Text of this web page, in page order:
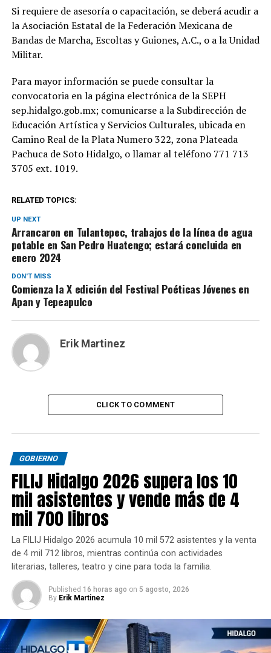
Si requiere de asesoría o capacitación, se deberá acudir a
la Asociación Estatal de la Federación Mexicana de
Bandas de Marcha, Escoltas y Guiones, A.C., o a la Unidad
Militar.
Para mayor información se puede consultar la
convocatoria en la página electrónica de la SEPH
sep.hidalgo.gob.mx; comunicarse a la Subdirección de
Educación Artística y Servicios Culturales, ubicada en
Camino Real de la Plata Numero 322, zona Plateada
Pachuca de Soto Hidalgo, o llamar al teléfono 771 713
3705 ext. 1019.
RELATED TOPICS:
UP NEXT
Arrancaron en Tulantepec, trabajos de la línea de agua
potable en San Pedro Huatengo; estará concluida en
enero 2024
DON'T MISS
Comienza la X edición del Festival Poéticas Jóvenes en
Apan y Tepeapulco
Erik Martinez
CLICK TO COMMENT
GOBIERNO
FILIJ Hidalgo 2026 supera los 10
mil asistentes y vende más de 4
mil 700 libros
La FILIJ Hidalgo 2026 acumula 10 mil 572 asistentes y la venta
de 4 mil 712 libros, mientras continúa con actividades
literarias, talleres, teatro y cine para toda la familia.
Published 16 horas ago on 5 agosto, 2026
By Erik Martinez